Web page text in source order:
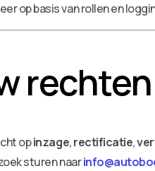
op basis van rollen en
rechten
opinzage,rectificatie,
sturen naar